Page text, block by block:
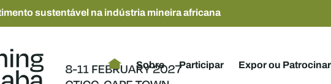
sustentável na indústria mineira africana
Sobre Participar Expor ou Patrocinar